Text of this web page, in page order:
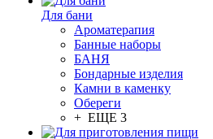
Для бани
Ароматерапия
Банные наборы
БАНЯ
Бондарные изделия
Камни в каменку
Обереги
+ ЕЩЕ 3